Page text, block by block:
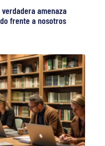
amenaza
frente a nosotros